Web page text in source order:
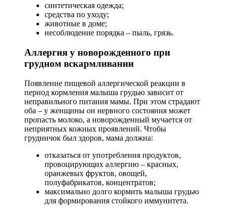
синтетическая одежда;
средства по уходу;
животные в доме;
несоблюдение порядка – пыль, грязь.
Аллергия у новорожденного при
грудном вскармливании
Появление пищевой аллергической реакции в
период кормления малыша грудью зависит от
неправильного питания мамы. При этом страдают
оба – у женщины он нервного состояния может
пропасть молоко, а новорожденный мучается от
неприятных кожных проявлений. Чтобы
грудничок был здоров, мама должна:
отказаться от употребления продуктов,
провоцирующих аллергию – красных,
оранжевых фруктов, овощей,
полуфабрикатов, концентратов;
максимально долго кормить малыша грудью
для формирования стойкого иммунитета.